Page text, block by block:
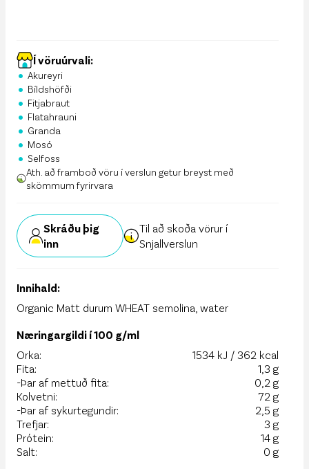
Í vöruúrvali:
• Akureyri
• Bíldshöfði
• Fitjabraut
• Flatahrauni
• Granda
• Mosó
• Selfoss
Ath. að framboð vöru í verslun getur breyst með
skömmum fyrirvara
Skráðu þig
inn
Til að skoða vörur í
Snjallverslun
Innihald:
Organic Matt durum WHEAT semolina, water
Næringargildi í 100 g/ml
Orka:
1534 kJ / 362 kcal
Fita:
1,3 g
-Þar af mettuð fita:
0,2 g
Kolvetni:
72 g
-Þar af sykurtegundir:
2,5 g
Trefjar:
3 g
Prótein:
14 g
Salt:
0 g